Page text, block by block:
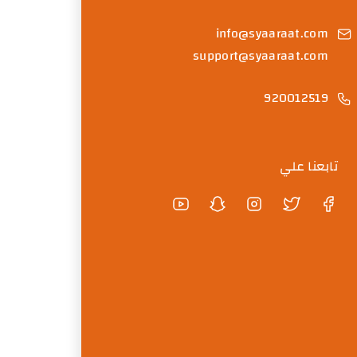
info@syaaraat.com
support@syaaraat.com
920012519
تابعنا علي